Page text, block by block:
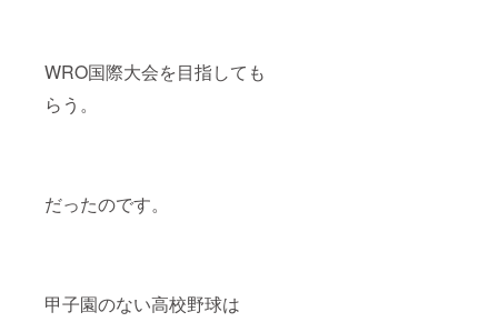
WRO国際大会を目指しても
らう。
だったのです。
甲子園のない高校野球は